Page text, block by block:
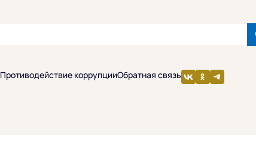
Противодействие коррупцииОбратная связь